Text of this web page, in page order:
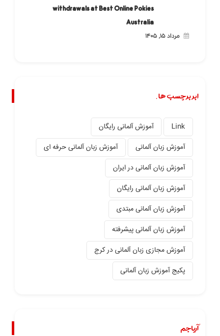
withdrawals at Best Online Pokies
Australia
مرداد ۱۵, ۱۴۰۵
ابر برچسب ها.
Link
آموزش آلمانی رایگان
آموزش زبان آلمانی
آموزش زبان آلمانی حرفه ای
آموزش زبان آلمانی در ایران
آموزش زبان آلمانی رایگان
آموزش زبان آلمانی مبتدی
آموزش زبان آلمانی پیشرفته
آموزش مجازی زبان آلمانی در کرج
پکیج آموزش زبان آلمانی
آریاجم